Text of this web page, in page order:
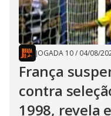
JOGADA 10/ 04/08/
França
contra
1998, revela